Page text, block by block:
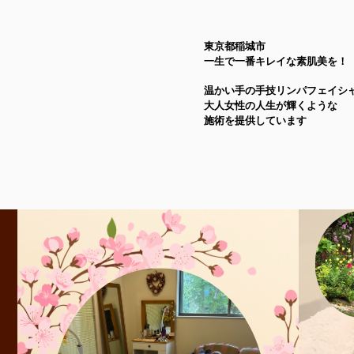
東京都稲城市
一生で一番キレイな素肌美を！
温かい手の手技リンパフェイシ
大人女性の人生が輝くような
施術を提供しています